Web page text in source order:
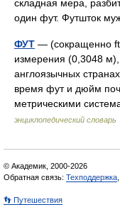
складная мера,
один фут. Футшток
ФУТ — (сокращенно
измерения (0,3048
англоязычных
время фут и дюйм
метрическими
энциклопедический словарь
© Академик, 2000-2026
Обратная связь: Техподдержка
👣 Путешествия